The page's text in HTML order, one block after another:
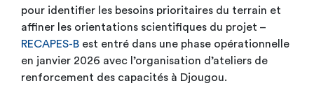
pour identifier les besoins prioritaires du terrain et
affiner les orientations scientifiques du projet –
RECAPES-B est entré dans une phase opérationnelle
en janvier 2026 avec l’organisation d’ateliers de
renforcement des capacités à Djougou.